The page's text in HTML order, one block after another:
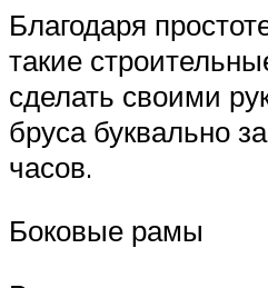
Благодаря
такие
сделать своими
бруса буквально
часов.
Боковые рамы